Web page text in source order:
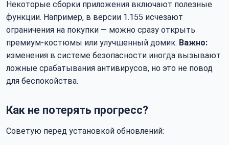
Некоторые сборки приложения включают полезные
функции. Например, в версии 1.155 исчезают
ограничения на покупки — можно сразу открыть
премиум-костюмы или улучшенный домик. Важно:
изменения в системе безопасности иногда вызывают
ложные срабатывания антивирусов, но это не повод
для беспокойства.
Как не потерять прогресс?
Советую перед установкой обновлений: